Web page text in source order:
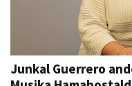
Junkal Guerrero